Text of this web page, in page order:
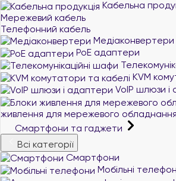
Кабельна
Мережевий кабель
Телефонний кабель
Медіаконвертери
PoE адаптери
KVM
VoIP шлюзи і
живлення для мережевого обладнання
Смартфони та гаджети
Всі категорії
Смартфони
Мобільні